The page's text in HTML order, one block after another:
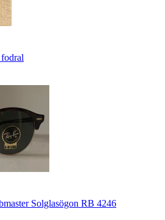
Solglasögon RB 4246